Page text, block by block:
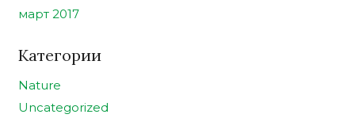
март 2017
Категории
Nature
Uncategorized